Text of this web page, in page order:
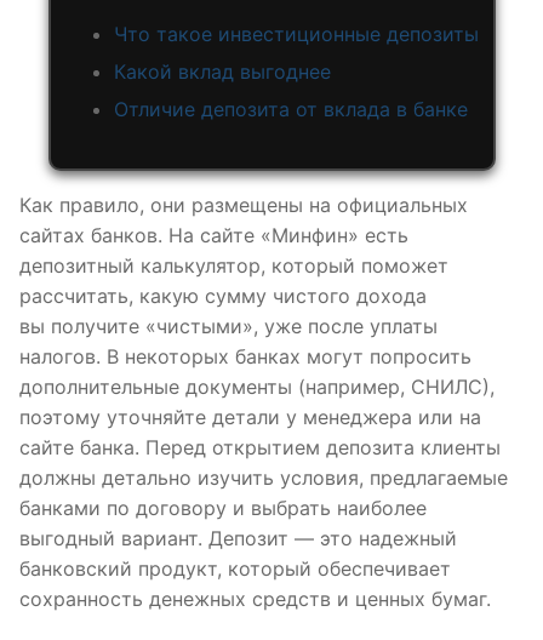
Что такое инвестиционные депозиты
Какой вклад выгоднее
Отличие депозита от вклада в банке
Как правило, они размещены на официальных
сайтах банков. На сайте «Минфин» есть
депозитный калькулятор, который поможет
рассчитать, какую сумму чистого дохода
вы получите «чистыми», уже после уплаты
налогов. В некоторых банках могут попросить
дополнительные документы (например, СНИЛС),
поэтому уточняйте детали у менеджера или на
сайте банка. Перед открытием депозита клиенты
должны детально изучить условия, предлагаемые
банками по договору и выбрать наиболее
выгодный вариант. Депозит — это надежный
банковский продукт, который обеспечивает
сохранность денежных средств и ценных бумаг.